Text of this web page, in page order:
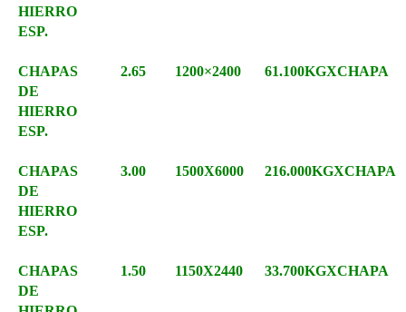
HIERRO
ESP.
CHAPAS
DE
HIERRO
ESP.
2.65 1200×2400 61.100KGXCHAPA
CHAPAS
DE
HIERRO
ESP.
3.00 1500X6000 216.000KGXCHAPA
CHAPAS
DE
1.50 1150X2440 33.700KGXCHAPA